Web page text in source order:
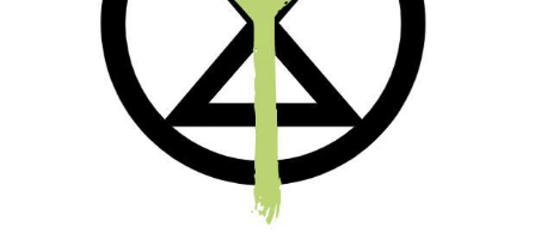
STØTT OSS
PLAN FOR UTFASING NÅ